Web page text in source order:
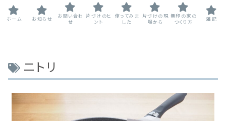
ニトリ
ホーム お知らせ
お問い合わ
せ
片づけのヒ
ント
使ってみま
した
片づけの現
場から
無印の家の
つくり方
雑記